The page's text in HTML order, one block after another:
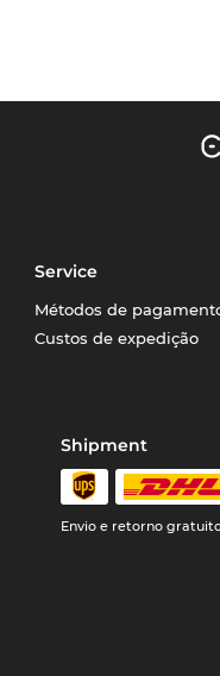
Service
Métodos de
Custos de expedição
Shipment
Envio e retorno